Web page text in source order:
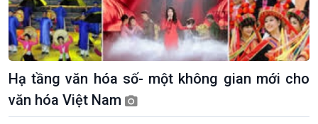
Hạ tầng văn hóa số- một không gian mới cho
văn hóa Việt Nam